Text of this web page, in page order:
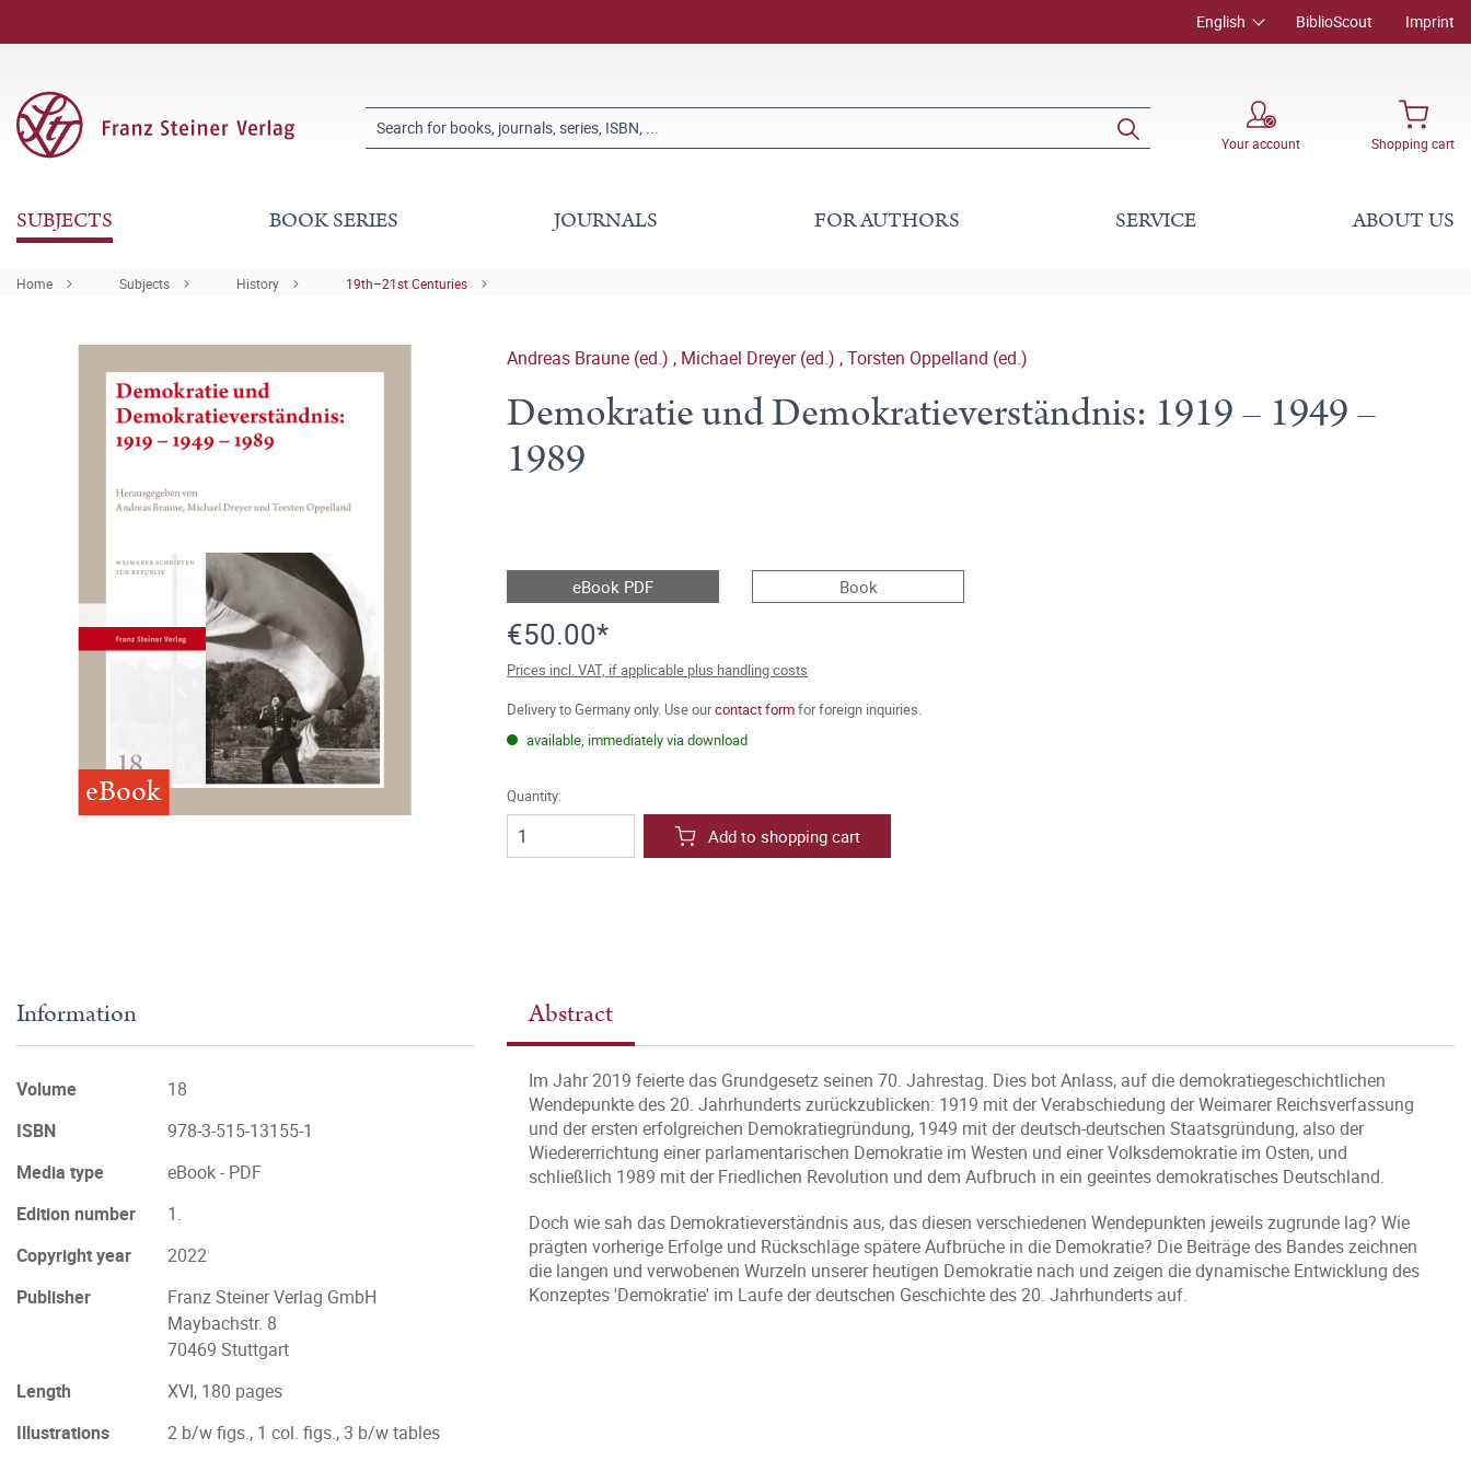
English BiblioScout Imprint
Your account Shopping cart
SUBJECTS BOOK SERIES JOURNALS FOR AUTHORS SERVICE ABOUT US
Home Subjects History 19th–21st Centuries
eBook
Andreas Braune (ed.) , Michael Dreyer (ed.) ,Torsten Oppelland (ed.)
Demokratie und Demokratieverständnis: 1919 – 1949 –
1989
eBook PDF Book
€50.00*
Prices incl. VAT, if applicable plus handling costs
Delivery to Germany only. Use ourcontact formfor foreign inquiries.
available, immediately via download
Quantity:
Add to shopping cart
Abstract
Im Jahr 2019 feierte das Grundgesetz seinen 70. Jahrestag. Dies bot Anlass, auf die demokratiegeschichtlichen
Wendepunkte des 20. Jahrhunderts zurückzublicken: 1919 mit der Verabschiedung der Weimarer Reichsverfassung
und der ersten erfolgreichen Demokratiegründung, 1949 mit der deutsch-deutschen Staatsgründung, also der
Wiedererrichtung einer parlamentarischen Demokratie im Westen und einer Volksdemokratie im Osten, und
schließlich 1989 mit der Friedlichen Revolution und dem Aufbruch in ein geeintes demokratisches Deutschland.
Doch wie sah das Demokratieverständnis aus, das diesen verschiedenen Wendepunkten jeweils zugrunde lag? Wie
prägten vorherige Erfolge und Rückschläge spätere Aufbrüche in die Demokratie? Die Beiträge des Bandes zeichnen
die langen und verwobenen Wurzeln unserer heutigen Demokratie nach und zeigen die dynamische Entwicklung des
Konzeptes 'Demokratie' im Laufe der deutschen Geschichte des 20. Jahrhunderts auf.
Information
Volume
18
ISBN
978-3-515-13155-1
Media type
eBook - PDF
Edition number
1.
Copyright year
2022
Publisher
Franz Steiner Verlag GmbH
Maybachstr. 8
70469 Stuttgart
Length
XVI, 180 pages
Illustrations
2 b/w figs., 1 col. figs., 3 b/w tables